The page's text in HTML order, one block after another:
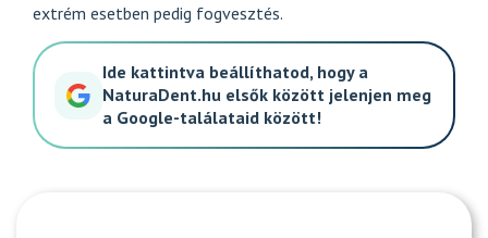
extrém esetben pedig fogvesztés.
Ide kattintva beállíthatod, hogy a
NaturaDent.hu elsők között jelenjen meg
a Google-találataid között!